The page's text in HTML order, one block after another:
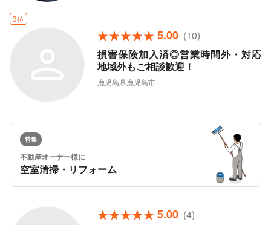
3位
5.00 (10)
損害保険加入済◎営業時間外・対応
地域外もご相談歓迎！
鹿児島県鹿児島市
特集
不動産オーナー様に
空室清掃・リフォーム
5.00 (4)